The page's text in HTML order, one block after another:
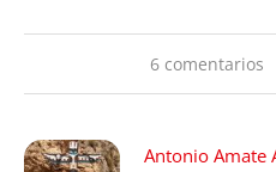
6 comentarios
Antonio Amate